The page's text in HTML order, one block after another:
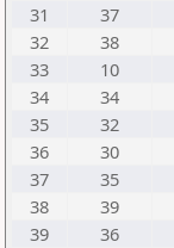
31
37
32
38
33
10
34
34
35
32
36
30
37
35
38
39
39
36